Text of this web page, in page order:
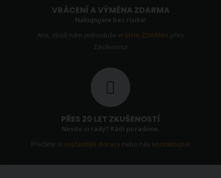
VRÁCENÍ A VÝMĚNA ZDARMA
Nakupujete bez rizika!
Ano, zboží nám jednoduševrátíte ZDARMA přes
Zásilkovnu!
PŘES 20 LET ZKUŠENOSTÍ
Nevíte si rady? Rádi poradíme.
Přečtěte si nejčastější dotazy nebo nás kontaktujte!